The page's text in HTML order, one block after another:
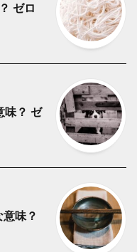
ゼロ
味？ ゼ
味？